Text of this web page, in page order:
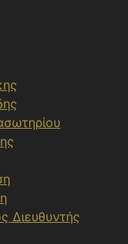
Διευθυντής